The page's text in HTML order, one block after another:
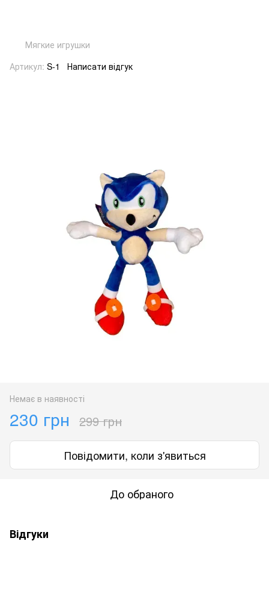
Мягкие игрушки
Артикул: S-1 Написати відгук
Немає в наявності
230 грн 299 грн
Повідомити, коли з'явиться
До обраного
Відгуки